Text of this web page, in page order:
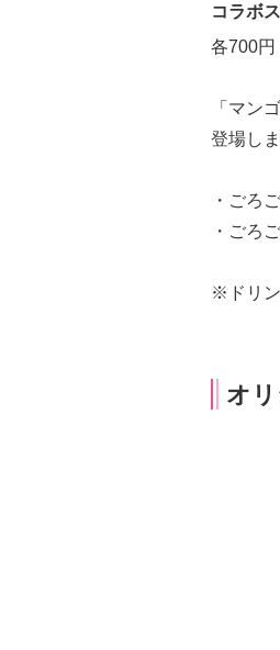
コラボ
各700円
「マン
登場しま
・ごろ
・ごろ
※ドリン
オ